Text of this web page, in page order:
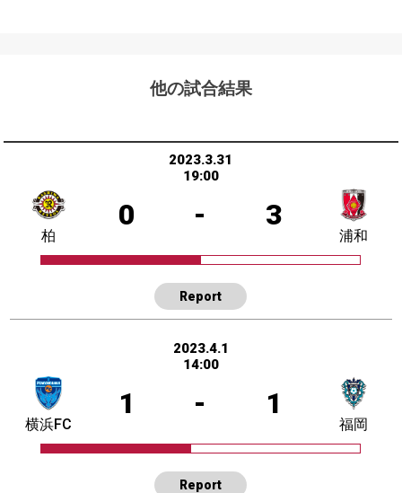
他の試合結果
2023.3.31
19:00
0 - 3
柏 浦和
Report
2023.4.1
14:00
1 - 1
横浜FC 福岡
Report